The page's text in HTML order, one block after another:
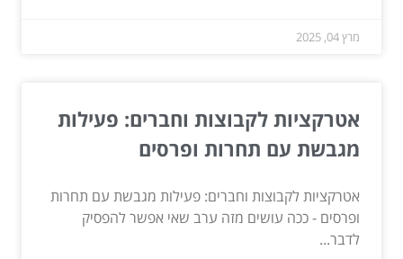
מרץ 04, 2025
אטרקציות לקבוצות וחברים: פעילות
מגבשת עם תחרות ופרסים
אטרקציות לקבוצות וחברים: פעילות מגבשת עם תחרות
ופרסים - ככה עושים מזה ערב שאי אפשר להפסיק
לדבר...